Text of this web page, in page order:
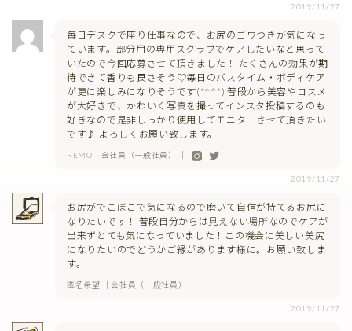
2019/11/27
毎日デスクで座り仕事なので、お尻のゴワつきが気になっ
ています。部分用の専用スクラブでケアしたいなと思って
いたので今回応募させて頂きました！ たくさんの効果が期
待できて香りも良さそう♡毎日のバスタイム・ボディケア
が更に楽しみになりそうです(*^^*) 普段から美容やコスメ
が大好きで、かわいく写真を撮ってインスタ投稿するのも
好きなので是非しっかり使用してモニターさせて頂きたい
です♪ よろしくお願い致します。
REMO｜会社員（一般社員） ｜
2019/11/27
お尻がでこぼこで気になるので磨いて自信が持てるお尻に
なりたいです！ 普段自分からは見えない場所なのでケアが
出来ずとても気になっていました！この機会に美しい美尻
になりたいのでどうかご縁があります様に。お願い致しま
す。
匿名希望 ｜会社員（一般社員）
2019/11/27